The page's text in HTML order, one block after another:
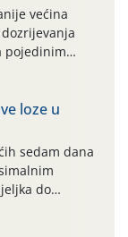
većina
berbu Zbog
oborina
stanje
temperature
loze u
sedam dana
do
za vinovu
uz